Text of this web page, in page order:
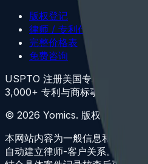
版权登记
律师 / 专利代理人资质
完整价格表
免费咨询
USPTO 注册美国专利代理人
康
3,000+ 专利与商标事项
200+
© 2026 Yomics. 版权所有。律
本网站内容为一般信息和律师广
自动建立律师-客户关系。